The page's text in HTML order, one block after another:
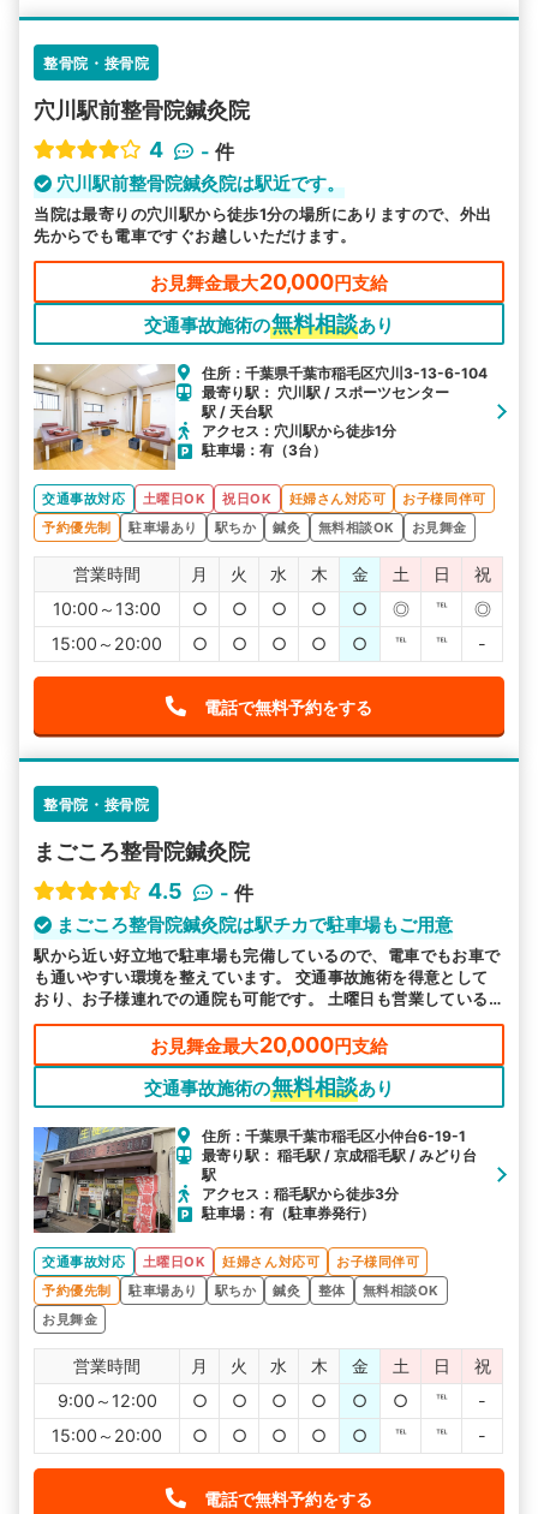
整骨院・接骨院
穴川駅前整骨院鍼灸院
4
- 件
穴川駅前整骨院鍼灸院は駅近です。
当院は最寄りの穴川駅から徒歩1分の場所にありますので、外出
先からでも電車ですぐお越しいただけます。
お見舞金最大20,000円支給
交通事故施術の無料相談あり
住所：千葉県千葉市稲毛区穴川3-13-6-104
最寄り駅： 穴川駅 / スポーツセンター
駅 / 天台駅
アクセス：穴川駅から徒歩1分
駐車場：有（3台）
交通事故対応 土曜日OK 祝日OK 妊婦さん対応可
お子様同伴可
予約優先制
駐車場あり 駅ちか 鍼灸 無料相談OK お見舞金
営業時間 月 火 水 木 金 土 日
祝
10:00～13:00
○ ○ ○ ○ ○ ◎ ℡
◎
15:00～20:00
○ ○ ○ ○ ○ ℡ ℡ -
電話で無料予約をする
整骨院・接骨院
まごころ整骨院鍼灸院
4.5
- 件
まごころ整骨院鍼灸院は駅チカで駐車場もご用意
駅から近い好立地で駐車場も完備しているので、電車でもお車で
も通いやすい環境を整えています。 交通事故施術を得意として
おり、お子様連れでの通院も可能です。 土曜日も営業している
ので、お忙しい方もご都合に合わせてお越しいただけます。
お見舞金最大20,000円支給
交通事故施術の無料相談あり
住所：千葉県千葉市稲毛区小仲台6-19-1
最寄り駅： 稲毛駅 / 京成稲毛駅 / みどり台
駅
アクセス：稲毛駅から徒歩3分
駐車場：有（駐車券発行）
交通事故対応 土曜日OK 妊婦さん対応可
お子様同伴可
予約優先制
駐車場あり 駅ちか 鍼灸 整体
無料相談OK
お見舞金
営業時間 月 火 水 木 金 土 日
祝
9:00～12:00
○ ○ ○ ○ ○ ○ ℡
-
15:00～20:00
○ ○ ○ ○ ○ ℡ ℡ -
電話で無料予約をする